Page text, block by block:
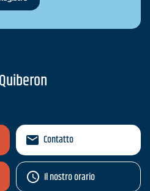
Contatto
Il nostro orario